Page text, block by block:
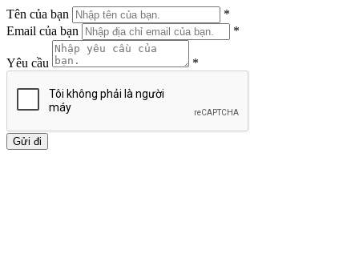
Tên của bạn
*
Email của bạn
*
Yêu cầu *
Gửi đi